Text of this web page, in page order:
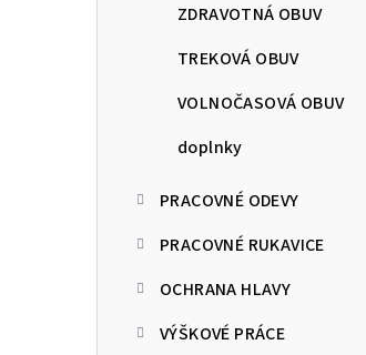
ZDRAVOTNÁ OBUV
TREKOVÁ OBUV
VOLNOČASOVÁ OBUV
doplnky
PRACOVNÉ ODEVY
PRACOVNÉ RUKAVICE
OCHRANA HLAVY
VÝŠKOVÉ PRÁCE